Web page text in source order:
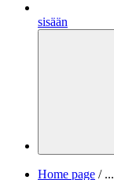
sisään
Home page /...